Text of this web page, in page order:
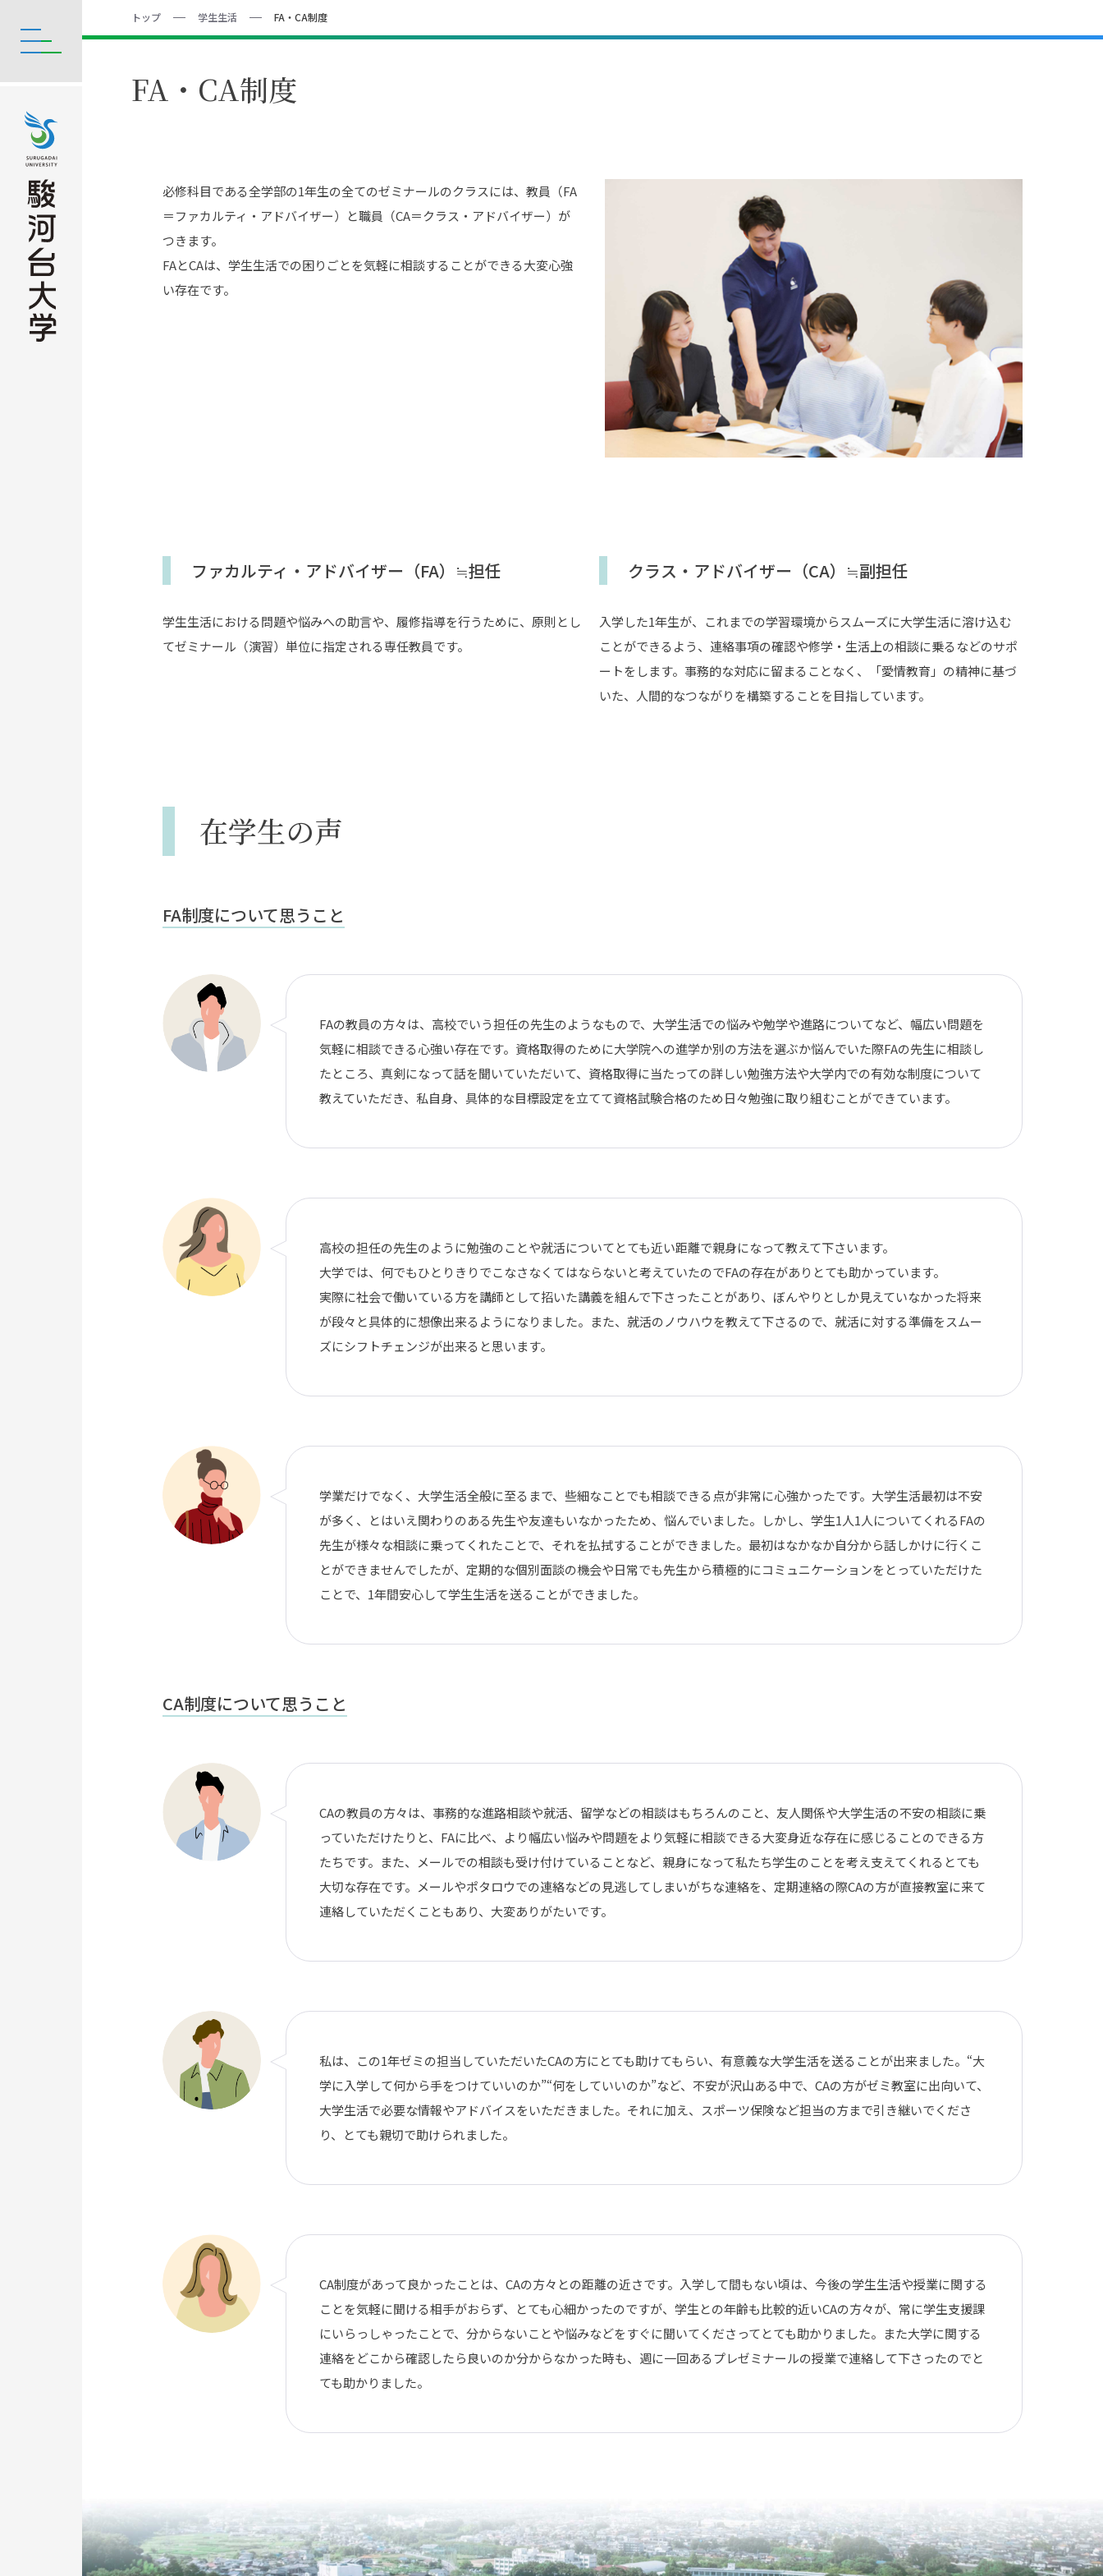
トップ 学生生活 FA・CA制度
FA・CA制度
必修科目である全学部の1年生の全てのゼミナールのクラスには、教員（FA
＝ファカルティ・アドバイザー）と職員（CA＝クラス・アドバイザー）が
つきます。
FAとCAは、学生生活での困りごとを気軽に相談することができる大変心強
い存在です。
ファカルティ・アドバイザー（FA）≒担任
学生生活における問題や悩みへの助言や、履修指導を行うために、原則とし
てゼミナール（演習）単位に指定される専任教員です。
クラス・アドバイザー（CA）≒副担任
入学した1年生が、これまでの学習環境からスムーズに大学生活に溶け込む
ことができるよう、連絡事項の確認や修学・生活上の相談に乗るなどのサポ
ートをします。事務的な対応に留まることなく、「愛情教育」の精神に基づ
いた、人間的なつながりを構築することを目指しています。
在学生の声
FA制度について思うこと
FAの教員の方々は、高校でいう担任の先生のようなもので、大学生活での悩みや勉学や進路についてなど、幅広い問題を
気軽に相談できる心強い存在です。資格取得のために大学院への進学か別の方法を選ぶか悩んでいた際FAの先生に相談し
たところ、真剣になって話を聞いていただいて、資格取得に当たっての詳しい勉強方法や大学内での有効な制度について
教えていただき、私自身、具体的な目標設定を立てて資格試験合格のため日々勉強に取り組むことができています。
高校の担任の先生のように勉強のことや就活についてとても近い距離で親身になって教えて下さいます。
大学では、何でもひとりきりでこなさなくてはならないと考えていたのでFAの存在がありとても助かっています。
実際に社会で働いている方を講師として招いた講義を組んで下さったことがあり、ぼんやりとしか見えていなかった将来
が段々と具体的に想像出来るようになりました。また、就活のノウハウを教えて下さるので、就活に対する準備をスムー
ズにシフトチェンジが出来ると思います。
学業だけでなく、大学生活全般に至るまで、些細なことでも相談できる点が非常に心強かったです。大学生活最初は不安
が多く、とはいえ関わりのある先生や友達もいなかったため、悩んでいました。しかし、学生1人1人についてくれるFAの
先生が様々な相談に乗ってくれたことで、それを払拭することができました。最初はなかなか自分から話しかけに行くこ
とができませんでしたが、定期的な個別面談の機会や日常でも先生から積極的にコミュニケーションをとっていただけた
ことで、1年間安心して学生生活を送ることができました。
CA制度について思うこと
CAの教員の方々は、事務的な進路相談や就活、留学などの相談はもちろんのこと、友人関係や大学生活の不安の相談に乗
っていただけたりと、FAに比べ、より幅広い悩みや問題をより気軽に相談できる大変身近な存在に感じることのできる方
たちです。また、メールでの相談も受け付けていることなど、親身になって私たち学生のことを考え支えてくれるとても
大切な存在です。メールやポタロウでの連絡などの見逃してしまいがちな連絡を、定期連絡の際CAの方が直接教室に来て
連絡していただくこともあり、大変ありがたいです。
私は、この1年ゼミの担当していただいたCAの方にとても助けてもらい、有意義な大学生活を送ることが出来ました。“大
学に入学して何から手をつけていいのか”“何をしていいのか”など、不安が沢山ある中で、CAの方がゼミ教室に出向いて、
大学生活で必要な情報やアドバイスをいただきました。それに加え、スポーツ保険など担当の方まで引き継いでくださ
り、とても親切で助けられました。
CA制度があって良かったことは、CAの方々との距離の近さです。入学して間もない頃は、今後の学生生活や授業に関する
ことを気軽に聞ける相手がおらず、とても心細かったのですが、学生との年齢も比較的近いCAの方々が、常に学生支援課
にいらっしゃったことで、分からないことや悩みなどをすぐに聞いてくださってとても助かりました。また大学に関する
連絡をどこから確認したら良いのか分からなかった時も、週に一回あるプレゼミナールの授業で連絡して下さったのでと
ても助かりました。